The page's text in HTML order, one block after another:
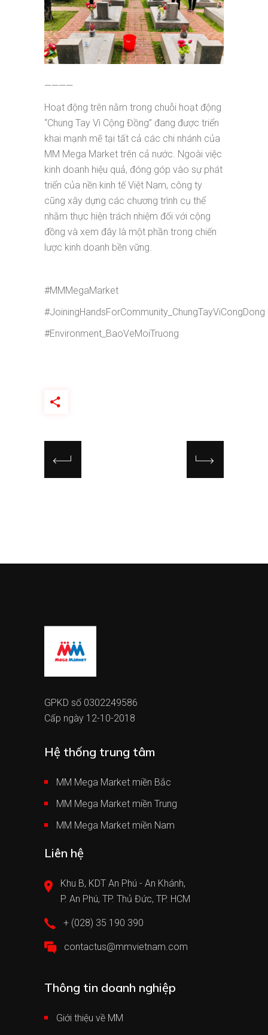
————
Hoạt động trên nằm trong chuỗi hoạt động
“Chung Tay Vì Cộng Đồng” đang được triển
khai mạnh mẽ tại tất cả các chi nhánh của
MM Mega Market trên cả nước. Ngoài việc
kinh doanh hiệu quả, đóng góp vào sự phát
triển của nền kinh tế Việt Nam, công ty
cũng xây dựng các chương trình cụ thể
nhằm thực hiện trách nhiệm đối với cộng
đồng và xem đây là một phần trong chiến
lược kinh doanh bền vững.
#MMMegaMarket
#JoiningHandsForCommunity_ChungTayViCongDong
#Environment_BaoVeMoiTruong
GPKD số 0302249586
Cấp ngày 12-10-2018
Hệ thống trung tâm
MM Mega Market miền Bắc
MM Mega Market miền Trung
MM Mega Market miền Nam
Liên hệ
Khu B, KDT An Phú - An Khánh,
P. An Phú, TP. Thủ Đức, TP. HCM
+ (028) 35 190 390
contactus@mmvietnam.com
Thông tin doanh nghiệp
Giới thiệu về MM